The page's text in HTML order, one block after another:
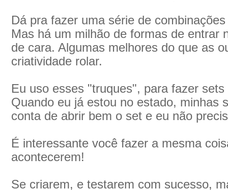
Dá pra fazer uma série de
Mas há um milhão de formas de entrar
de cara. Algumas melhores do que as
criatividade rolar.
Eu uso esses "truques", para fazer
Quando eu já estou no estado, minhas
conta de abrir bem o set e eu não
É interessante você fazer a mesma
acontecerem!
Se criarem, e testarem com sucesso,